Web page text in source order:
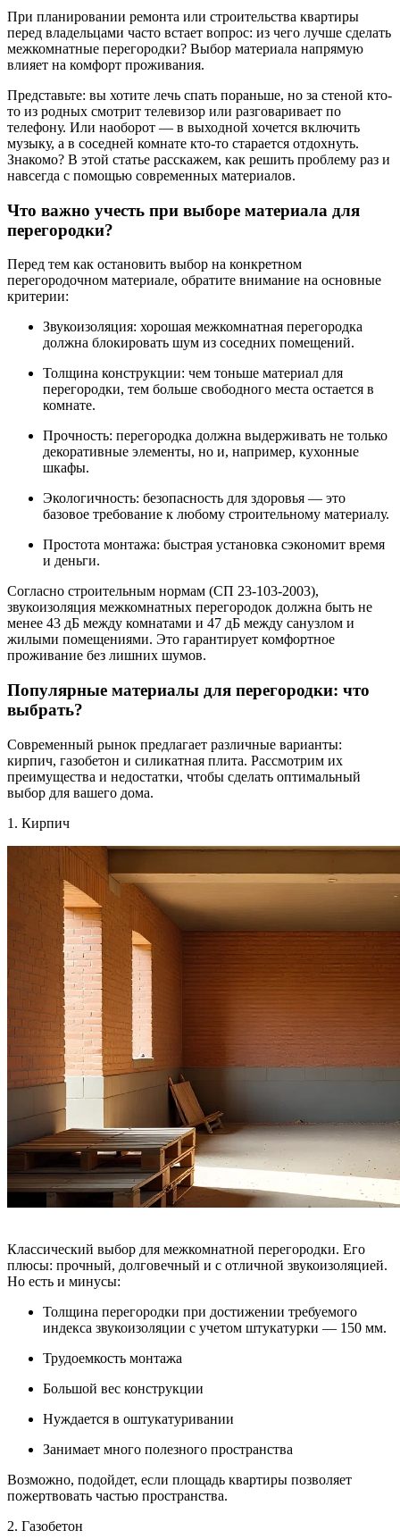
При планировании ремонта или строительства квартиры
перед владельцами часто встает вопрос: из чего лучше сделать
межкомнатные перегородки? Выбор материала напрямую
влияет на комфорт проживания.
Представьте: вы хотите лечь спать пораньше, но за стеной кто-
то из родных смотрит телевизор или разговаривает по
телефону. Или наоборот — в выходной хочется включить
музыку, а в соседней комнате кто-то старается отдохнуть.
Знакомо? В этой статье расскажем, как решить проблему раз и
навсегда с помощью современных материалов.
Что важно учесть при выборе материала для
перегородки?
Перед тем как остановить выбор на конкретном
перегородочном материале, обратите внимание на основные
критерии:
Звукоизоляция: хорошая межкомнатная перегородка
должна блокировать шум из соседних помещений.
Толщина конструкции: чем тоньше материал для
перегородки, тем больше свободного места остается в
комнате.
Прочность: перегородка должна выдерживать не только
декоративные элементы, но и, например, кухонные
шкафы.
Экологичность: безопасность для здоровья — это
базовое требование к любому строительному материалу.
Простота монтажа: быстрая установка сэкономит время
и деньги.
Согласно строительным нормам (СП 23-103-2003),
звукоизоляция межкомнатных перегородок должна быть не
менее 43 дБ между комнатами и 47 дБ между санузлом и
жилыми помещениями. Это гарантирует комфортное
проживание без лишних шумов.
Популярные материалы для перегородки: что
выбрать?
Современный рынок предлагает различные варианты:
кирпич, газобетон и силикатная плита. Рассмотрим их
преимущества и недостатки, чтобы сделать оптимальный
выбор для вашего дома.
1. Кирпич
Классический выбор для межкомнатной перегородки. Его
плюсы: прочный, долговечный и с отличной звукоизоляцией.
Но есть и минусы:
Толщина перегородки при достижении требуемого
индекса звукоизоляции с учетом штукатурки — 150 мм.
Трудоемкость монтажа
Большой вес конструкции
Нуждается в оштукатуривании
Занимает много полезного пространства
Возможно, подойдет, если площадь квартиры позволяет
пожертвовать частью пространства.
2. Газобетон